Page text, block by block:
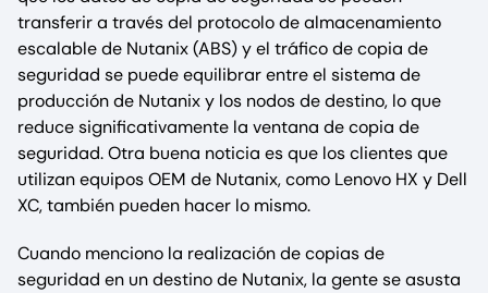
transferir a través del protocolo de almacenamiento
escalable de Nutanix (ABS) y el tráfico de copia de
seguridad se puede equilibrar entre el sistema de
producción de Nutanix y los nodos de destino, lo que
reduce significativamente la ventana de copia de
seguridad. Otra buena noticia es que los clientes que
utilizan equipos OEM de Nutanix, como Lenovo HX y Dell
XC, también pueden hacer lo mismo.
Cuando menciono la realización de copias de
seguridad en un destino de Nutanix, la gente se asusta